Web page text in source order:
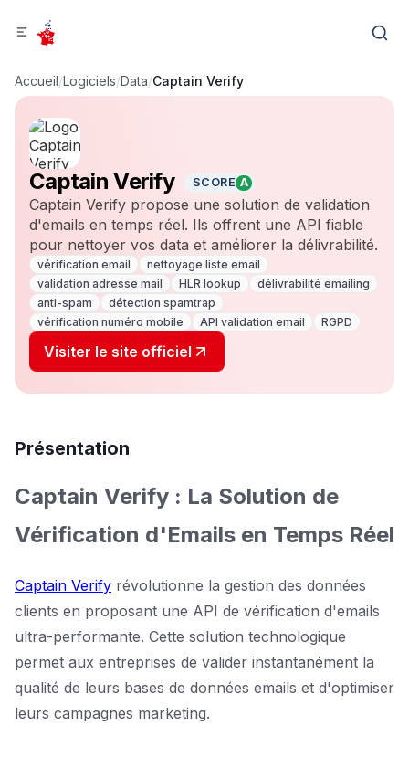
Accueil/Logiciels/Data/Captain Verify
Captain Verify SCORE A
Captain Verify propose une solution de validation
d'emails en temps réel. Ils offrent une API fiable
pour nettoyer vos data et améliorer la délivrabilité.
vérification email
nettoyage liste email
validation adresse mail
HLR lookup
délivrabilité emailing
anti-spam
détection spamtrap
vérification numéro mobile
API validation email RGPD
Visiter le site officiel
Présentation
Captain Verify : La Solution de
Vérification d'Emails en Temps Réel
Captain Verify révolutionne la gestion des données
clients en proposant une API de vérification d'emails
ultra-performante. Cette solution technologique
permet aux entreprises de valider instantanément la
qualité de leurs bases de données emails et d'optimiser
leurs campagnes marketing.